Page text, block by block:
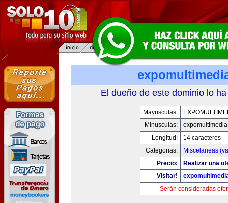
El dueño de este dominio lo
Mayusculas:
Minusculas:
Longitud:
14 caracteres
Categorias:
Miscelaneas
Precio:
Realizar una
Visitar!
Serán consideradas